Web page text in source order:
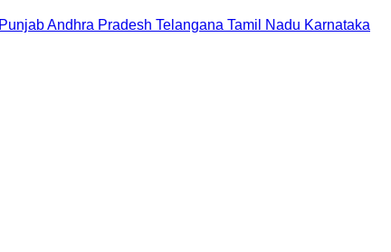
PunjabAndhra Pradesh Telangana Tamil Nadu Karnataka